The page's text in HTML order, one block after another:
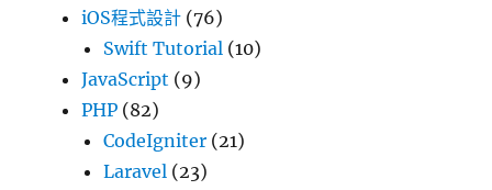
iOS程式設計 (76)
Swift Tutorial (10)
JavaScript (9)
PHP (82)
CodeIgniter (21)
Laravel (23)